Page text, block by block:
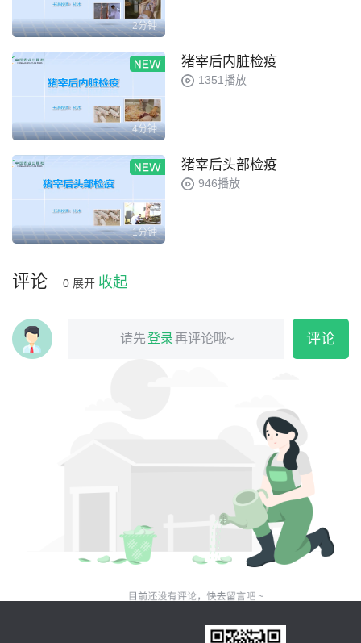
2分钟
4分钟
猪宰后内脏检疫
1351播放
1分钟
猪宰后头部检疫
946播放
评论 0 展开 收起
请先登录再评论哦~ 评论